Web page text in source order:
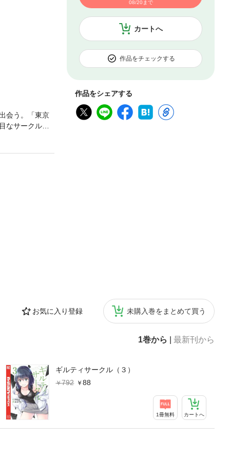
カートへ
08/20まで
作品をチェックする
作品をシェアする
お気に入り登録 未購入巻をまとめて買う
1巻から 最新刊から
ギルティサークル（３）
792
88
1冊無料 カートへ
会う。「東京
サークルの